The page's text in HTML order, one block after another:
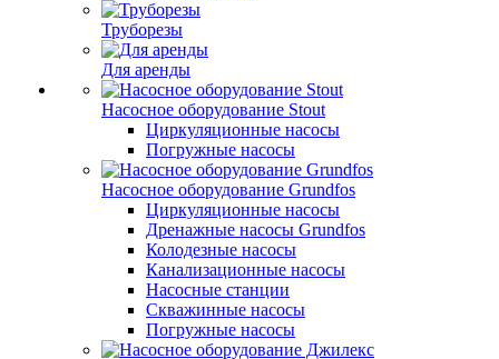
Труборезы
Для аренды
Насосное оборудование Stout
Циркуляционные насосы
Погружные насосы
Насосное оборудование Grundfos
Циркуляционные насосы
Дренажные насосы Grundfos
Колодезные насосы
Канализационные насосы
Насосные станции
Скважинные насосы
Погружные насосы